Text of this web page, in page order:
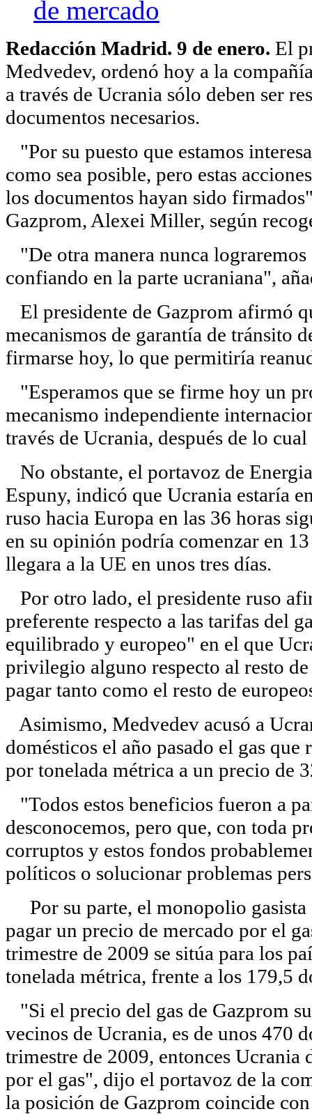
de mercado
Redacción Madrid. 9 de enero. El
Medvedev, ordenó hoy a la
a través de Ucrania sólo deben ser
documentos necesarios.
"Por su puesto que estamos
como sea posible, pero estas
los documentos hayan sido
Gazprom, Alexei Miller, según
"De otra manera nunca
confiando en la parte ucraniana",
El presidente de Gazprom afirmó
mecanismos de garantía de tránsito
firmarse hoy, lo que permitiría
"Esperamos que se firme hoy un
mecanismo independiente
través de Ucrania, después de lo
No obstante, el portavoz de
Espuny, indicó que Ucrania estaría
ruso hacia Europa en las 36 horas
en su opinión podría comenzar en
llegara a la UE en unos tres días.
Por otro lado, el presidente ruso
preferente respecto a las tarifas del
equilibrado y europeo" en el que
privilegio alguno respecto al resto
pagar tanto como el resto de
Asimismo, Medvedev acusó a
domésticos el año pasado el gas
por tonelada métrica a un precio de
"Todos estos beneficios fueron a
desconocemos, pero que, con toda
corruptos y estos fondos
políticos o solucionar problemas
Por su parte, el monopolio gasista
pagar un precio de mercado por el
trimestre de 2009 se sitúa para los
tonelada métrica, frente a los 179,5
"Si el precio del gas de Gazprom
vecinos de Ucrania, es de unos 470
trimestre de 2009, entonces Ucrania
por el gas", dijo el portavoz de la
la posición de Gazprom coincide